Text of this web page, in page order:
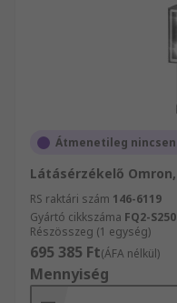
Átmenetileg
Látásérzékelő
RS raktári szám 146-6119
Gyártó cikkszáma FQ2-
Részösszeg (1 egység)
695 385 Ft(ÁFA nélkül)
Mennyiség